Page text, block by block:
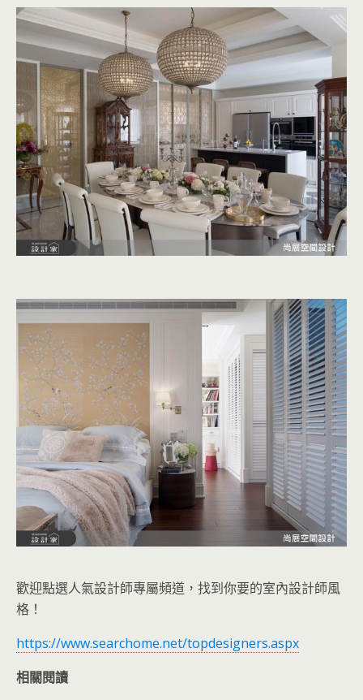
歡迎點選人氣設計師專屬頻道，找到你要的室內設計師風
格！
https://www.searchome.net/topdesigners.aspx
相關閱讀